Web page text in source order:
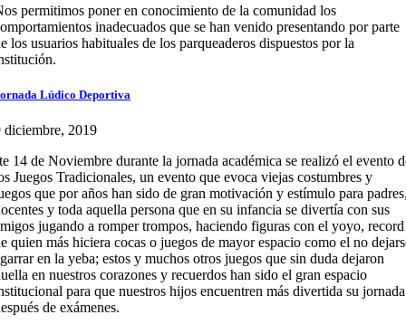
permitimos poner en conocimiento de la comunidad los
inadecuados que se han venido presentando por parte
los usuarios habituales de los parqueaderos dispuestos por la
Lúdico Deportiva
diciembre, 2019
14 de Noviembre durante la jornada académica se realizó el evento
Juegos Tradicionales, un evento que evoca viejas costumbres y
que por años han sido de gran motivación y estímulo para
y toda aquella persona que en su infancia se divertía con sus
jugando a romper trompos, haciendo figuras con el yoyo, record
quien más hiciera cocas o juegos de mayor espacio como el no
en la yeba; estos y muchos otros juegos que sin duda dejaron
en nuestros corazones y recuerdos han sido el gran espacio
para que nuestros hijos encuentren más divertida su jornada
de exámenes.